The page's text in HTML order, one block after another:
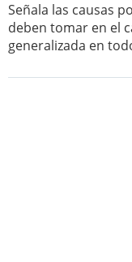
Señala las causas
deben tomar en el
generalizada en